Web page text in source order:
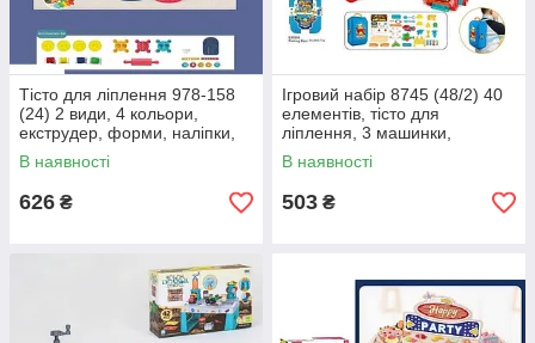
Тісто для ліплення 978-158
(24) 2 види, 4 кольори,
екструдер, форми, наліпки,
начиння, в коробці
В наявності
626 ₴
Ігровий набір 8745 (48/2) 40
елементів, тісто для
ліплення, 3 машинки,
інструменти, в рюкзаку
В наявності
503 ₴